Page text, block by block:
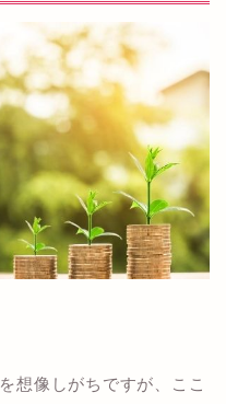
想像しがちですが、ここ